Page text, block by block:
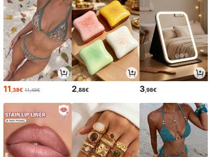
11,38€ 11,49€ 2,88€ 3,98€